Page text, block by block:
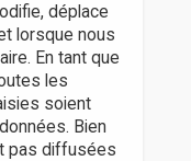
déplace
lorsque nous
En tant que
les
soient
Bien
pas diffusées